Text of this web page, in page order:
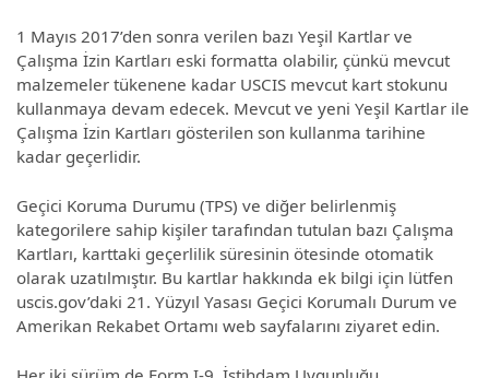
1 Mayıs 2017’den sonra verilen bazı Yeşil Kartlar ve
Çalışma İzin Kartları eski formatta olabilir, çünkü mevcut
malzemeler tükenene kadar USCIS mevcut kart stokunu
kullanmaya devam edecek. Mevcut ve yeni Yeşil Kartlar ile
Çalışma İzin Kartları gösterilen son kullanma tarihine
kadar geçerlidir.
Geçici Koruma Durumu (TPS) ve diğer belirlenmiş
kategorilere sahip kişiler tarafından tutulan bazı Çalışma
Kartları, karttaki geçerlilik süresinin ötesinde otomatik
olarak uzatılmıştır. Bu kartlar hakkında ek bilgi için lütfen
uscis.gov’daki 21. Yüzyıl Yasası Geçici Korumalı Durum ve
Amerikan Rekabet Ortamı web sayfalarını ziyaret edin.